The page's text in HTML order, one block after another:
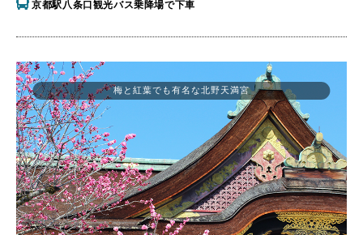
京都駅八条口観光バス乗降場で下車
梅と紅葉でも有名な北野天満宮